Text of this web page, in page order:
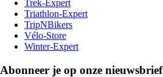
Trek-Expert
Triathlon-Expert
TripNBikers
Vélo-Store
Winter-Expert
Abonneer je op onze nieuwsbrief